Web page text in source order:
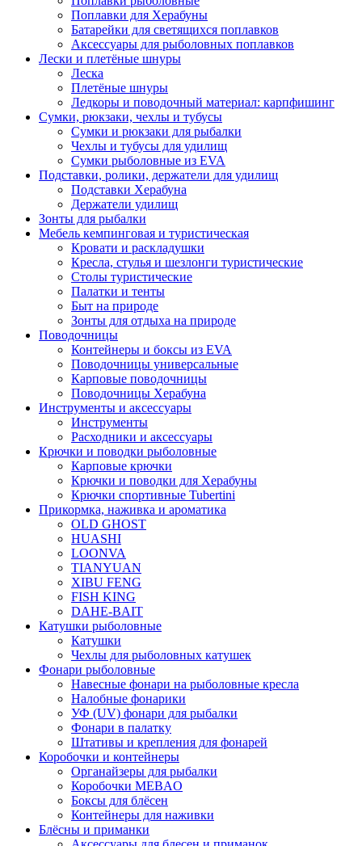
Поплавки для Херабуны
Батарейки для светящихся поплавков
Аксессуары для рыболовных поплавков
Лески и плетёные шнуры
Леска
Плетёные шнуры
Ледкоры и поводочный материал: карпфишинг
Сумки, рюкзаки, чехлы и тубусы
Сумки и рюкзаки для рыбалки
Чехлы и тубусы для удилищ
Сумки рыболовные из EVA
Подставки, ролики, держатели для удилищ
Подставки Херабуна
Держатели удилищ
Зонты для рыбалки
Мебель кемпинговая и туристическая
Кровати и раскладушки
Кресла, стулья и шезлонги туристические
Столы туристические
Палатки и тенты
Быт на природе
Зонты для отдыха на природе
Поводочницы
Контейнеры и боксы из EVA
Поводочницы универсальные
Карповые поводочницы
Поводочницы Херабуна
Инструменты и аксессуары
Инструменты
Расходники и аксессуары
Крючки и поводки рыболовные
Карповые крючки
Крючки и поводки для Херабуны
Крючки спортивные Tubertini
Прикормка, наживка и ароматика
OLD GHOST
HUASHI
LOONVA
TIANYUAN
XIBU FENG
FISH KING
DAHE-BAIT
Катушки рыболовные
Катушки
Чехлы для рыболовных катушек
Фонари рыболовные
Навесные фонари на рыболовные кресла
Налобные фонарики
УФ (UV) фонари для рыбалки
Фонари в палатку
Штативы и крепления для фонарей
Коробочки и контейнеры
Органайзеры для рыбалки
Коробочки MEBAO
Боксы для блёсен
Контейнеры для наживки
Блёсны и приманки